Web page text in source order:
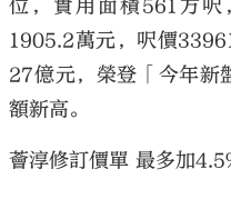
位，實用面積561方
1905.2萬元，呎價
27億元，榮登「今年新
額新高。
薈淳修訂價單 最多加